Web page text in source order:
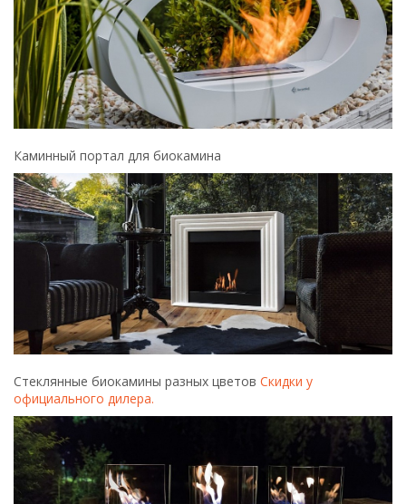
Каминный портал для биокамина
Стеклянные биокамины разных цветов Скидки у
официального дилера.